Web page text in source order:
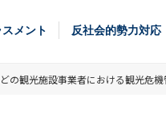
メント 反社会的勢力対応
の観光施設事業者における観光危